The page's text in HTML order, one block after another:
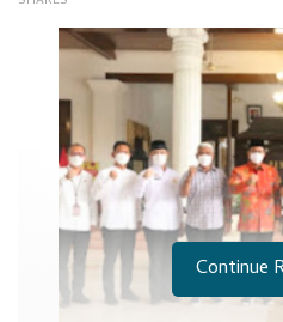
Continue